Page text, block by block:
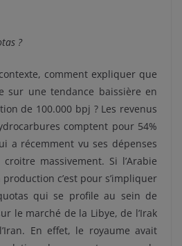
?
comment expliquer que
sur une tendance baissière en
de 100.000 bpj ? Les revenus
comptent pour 54%
a récemment vu ses dépenses
massivement. Si l’Arabie
c’est pour s’impliquer
qui se profile au sein de
le marché de la Libye, de l’Irak
En effet, le royaume avait